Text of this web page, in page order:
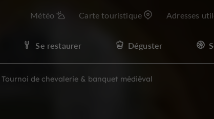
Météo Carte touristique Adresses
Se restaurer Déguster
Tournoi de chevalerie & banquet médiéval